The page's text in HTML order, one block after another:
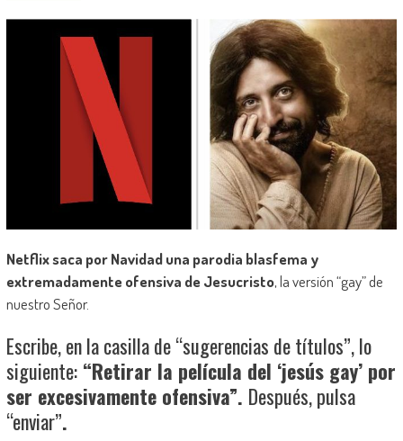
Netflix saca por Navidad una parodia blasfema y
extremadamente ofensiva de Jesucristo, la versión “gay” de
nuestro Señor.
Escribe, en la casilla de “sugerencias de títulos”, lo
siguiente:“Retirar la película del ‘jesús gay’ por
ser excesivamente ofensiva”. Después, pulsa
“enviar”.